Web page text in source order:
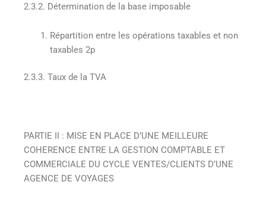
2.3.2. Détermination de la base imposable
Répartition entre les opérations taxables et non
taxables 2p
2.3.3. Taux de la TVA
PARTIE II : MISE EN PLACE D’UNE MEILLEURE
COHERENCE ENTRE LA GESTION COMPTABLE ET
COMMERCIALE DU CYCLE VENTES/CLIENTS D’UNE
AGENCE DE VOYAGES